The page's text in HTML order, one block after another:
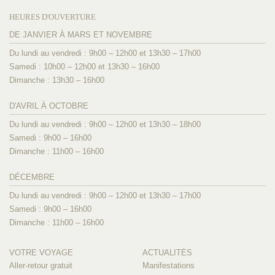
HEURES D'OUVERTURE
DE JANVIER À MARS ET NOVEMBRE
Du lundi au vendredi : 9h00 – 12h00 et 13h30 – 17h00
Samedi : 10h00 – 12h00 et 13h30 – 16h00
Dimanche : 13h30 – 16h00
D'AVRIL À OCTOBRE
Du lundi au vendredi : 9h00 – 12h00 et 13h30 – 18h00
Samedi : 9h00 – 16h00
Dimanche : 11h00 – 16h00
DÉCEMBRE
Du lundi au vendredi : 9h00 – 12h00 et 13h30 – 17h00
Samedi : 9h00 – 16h00
Dimanche : 11h00 – 16h00
VOTRE VOYAGE
Aller-retour gratuit
ACTUALITÉS
Manifestations